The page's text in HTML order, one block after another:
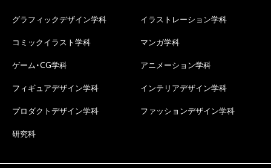
グラフィックデザイン学科
イラストレーション学科
コミックイラスト学科
マンガ学科
ゲーム・CG学科
アニメーション学科
フィギュアデザイン学科
インテリアデザイン学科
プロダクトデザイン学科
ファッションデザイン学科
研究科